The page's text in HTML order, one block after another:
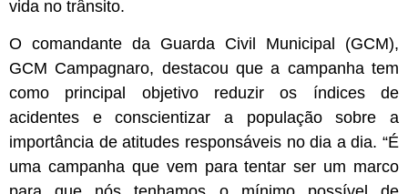
vida no trânsito.
O comandante da Guarda Civil Municipal (GCM),
GCM Campagnaro, destacou que a campanha tem
como principal objetivo reduzir os índices de
acidentes e conscientizar a população sobre a
importância de atitudes responsáveis no dia a dia. “É
uma campanha que vem para tentar ser um marco